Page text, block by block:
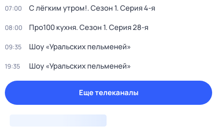
07:00 С лёгким утром!. Сезон 1. Серия 4-я
08:00 Про100 кухня. Сезон 1. Серия 28-я
09:35 Шоу «Уральских пельменей»
19:35 Шоу «Уральских пельменей»
Еще телеканалы